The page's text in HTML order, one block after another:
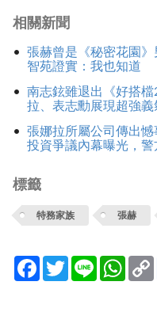
相關新聞
張赫曾是《秘密花園
智苑證實：我也知道
南志鉉雖退出《好搭
拉、表志勳展現超強義
張娜拉所屬公司傳出憾
投資爭議內幕曝光，
標籤
特務家族 張赫
Facebook
TwitterLine